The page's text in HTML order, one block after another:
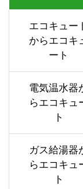
エコキュー
からエコキ
ート
電気温水器
らエコキュ
ト
ガス給湯器
らエコキュ
ト